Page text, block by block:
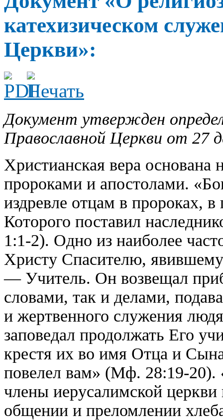
катехизическом
Церкви»:
Документ утвержден
Православной Церкви от 27
Христианская вера
пророками и апостолами.
издревле отцам в пророках,
Которого поставил
1:1-2). Одно из наиболее
Христу Спасителю,
— Учитель. Он возвещал
словами, так и делами,
и жертвенного служения
заповедал продолжать Его
крестя их во имя Отца и
повелел вам» (Мф. 28:19-
члены иерусалимской
общении и преломлении